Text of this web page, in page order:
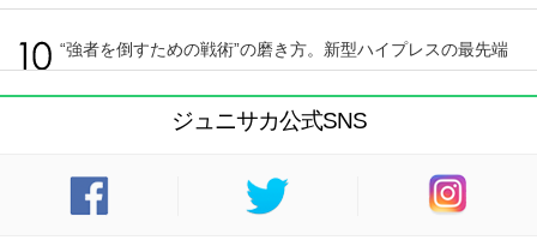
“強者を倒すための戦術”の磨き方。新型ハイプレスの最先端
ジュニサカ公式SNS